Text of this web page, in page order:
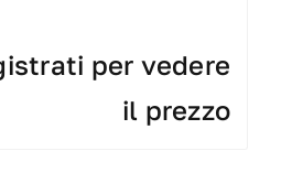
per vedere
il prezzo